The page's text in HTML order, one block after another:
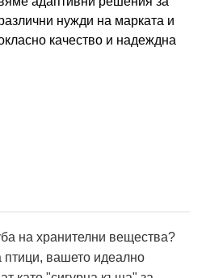
нужди на марката и
качество и надеждна
на хранителни вещества?
птици, вашето идеално